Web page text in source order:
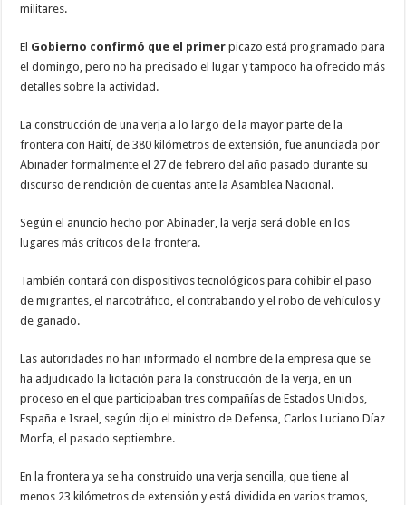
militares.
El Gobierno confirmó que el primer picazo está programado para
el domingo, pero no ha precisado el lugar y tampoco ha ofrecido más
detalles sobre la actividad.
La construcción de una verja a lo largo de la mayor parte de la
frontera con Haití, de 380 kilómetros de extensión, fue anunciada por
Abinader formalmente el 27 de febrero del año pasado durante su
discurso de rendición de cuentas ante la Asamblea Nacional.
Según el anuncio hecho por Abinader, la verja será doble en los
lugares más críticos de la frontera.
También contará con dispositivos tecnológicos para cohibir el paso
de migrantes, el narcotráfico, el contrabando y el robo de vehículos y
de ganado.
Las autoridades no han informado el nombre de la empresa que se
ha adjudicado la licitación para la construcción de la verja, en un
proceso en el que participaban tres compañías de Estados Unidos,
España e Israel, según dijo el ministro de Defensa, Carlos Luciano Díaz
Morfa, el pasado septiembre.
En la frontera ya se ha construido una verja sencilla, que tiene al
menos 23 kilómetros de extensión y está dividida en varios tramos,